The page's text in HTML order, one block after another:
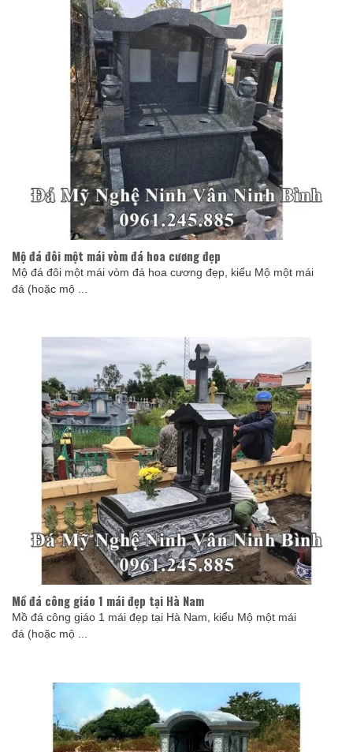
Mộ đá đôi một mái vòm đá hoa cương đẹp
Mộ đá đôi một mái vòm đá hoa cương đẹp, kiểu Mộ một mái
đá (hoặc mộ ...
Mồ đá công giáo 1 mái đẹp tại Hà Nam
Mồ đá công giáo 1 mái đẹp tại Hà Nam, kiểu Mộ một mái
đá (hoặc mộ ...